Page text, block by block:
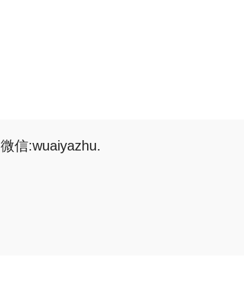
微信:wuaiyazhu.